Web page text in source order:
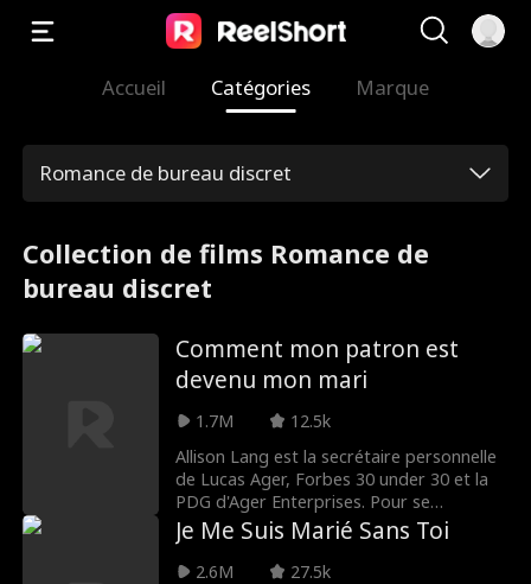
Accueil Catégories Marque
Romance de bureau discret
Collection de films Romance de
bureau discret
Comment mon patron est
devenu mon mari
1.7M
12.5k
Allison Lang est la secrétaire personnelle
de Lucas Ager, Forbes 30 under 30 et la
PDG d'Ager Enterprises. Pour se
débarrasser de son ex-petit-ami Kyle,
Allison lui envoie un SMS lui indiquant
qu'elle sort maintenant avec Lucas Ager,
Je Me Suis Marié Sans Toi
2.6M
27.5k